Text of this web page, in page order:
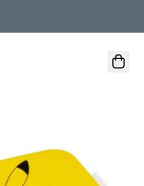
、本地取貨 )